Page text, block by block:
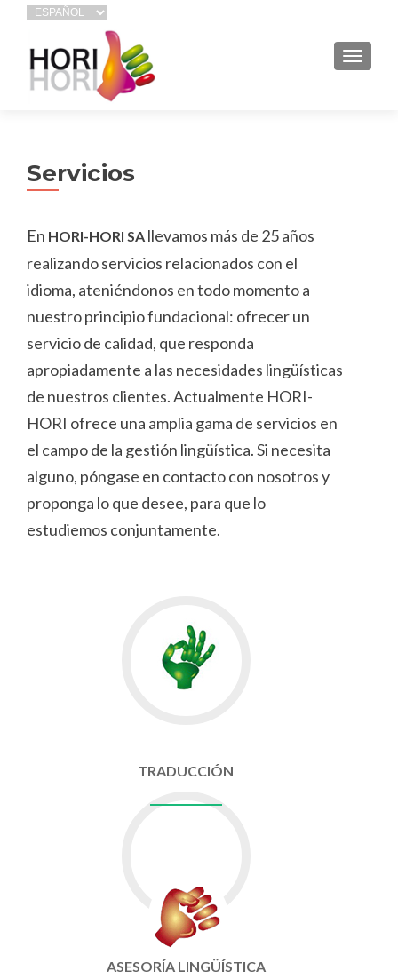
Servicios
En HORI-HORI SA llevamos más de 25 años
realizando servicios relacionados con el
idioma, ateniéndonos en todo momento a
nuestro principio fundacional: ofrecer un
servicio de calidad, que responda
apropiadamente a las necesidades lingüísticas
de nuestros clientes. Actualmente HORI-
HORI ofrece una amplia gama de servicios en
el campo de la gestión lingüística. Si necesita
alguno, póngase en contacto con nosotros y
proponga lo que desee, para que lo
estudiemos conjuntamente.
TRADUCCIÓN
ASESORÍA LINGÜÍSTICA